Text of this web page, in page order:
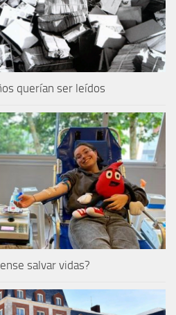
querían ser leídos
salvar vidas?